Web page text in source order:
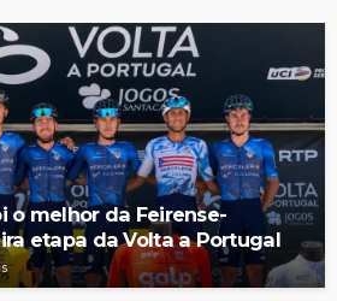
o melhor da Feirense-
etapa da Volta a Portugal